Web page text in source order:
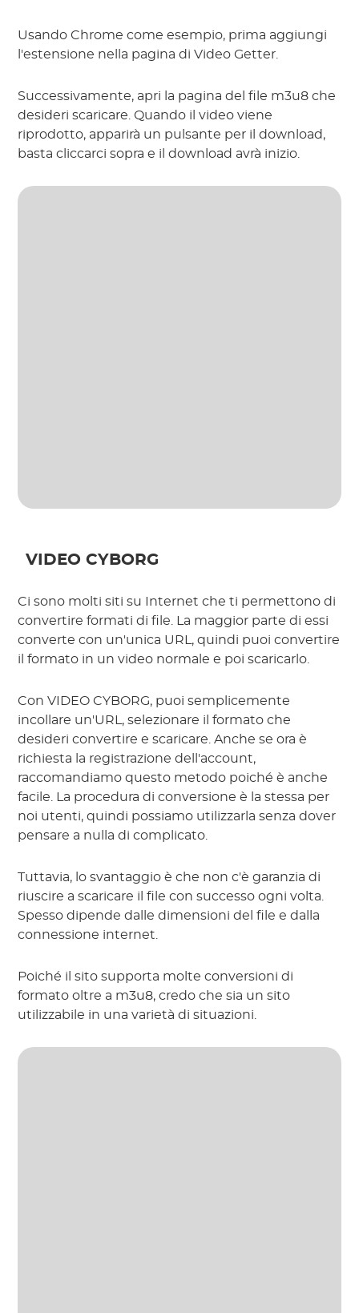
Usando Chrome come esempio, prima aggiungi
l'estensione nella pagina di Video Getter.
Successivamente, apri la pagina del file m3u8 che
desideri scaricare. Quando il video viene
riprodotto, apparirà un pulsante per il download,
basta cliccarci sopra e il download avrà inizio.
VIDEO CYBORG
Ci sono molti siti su Internet che ti permettono di
convertire formati di file. La maggior parte di essi
converte con un'unica URL, quindi puoi convertire
il formato in un video normale e poi scaricarlo.
Con VIDEO CYBORG, puoi semplicemente
incollare un'URL, selezionare il formato che
desideri convertire e scaricare. Anche se ora è
richiesta la registrazione dell'account,
raccomandiamo questo metodo poiché è anche
facile. La procedura di conversione è la stessa per
noi utenti, quindi possiamo utilizzarla senza dover
pensare a nulla di complicato.
Tuttavia, lo svantaggio è che non c'è garanzia di
riuscire a scaricare il file con successo ogni volta.
Spesso dipende dalle dimensioni del file e dalla
connessione internet.
Poiché il sito supporta molte conversioni di
formato oltre a m3u8, credo che sia un sito
utilizzabile in una varietà di situazioni.